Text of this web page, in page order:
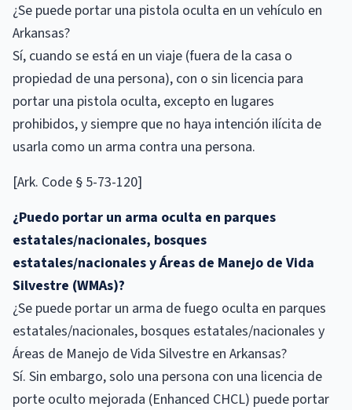
¿Se puede portar una pistola oculta en un vehículo en
Arkansas?
Sí, cuando se está en un viaje (fuera de la casa o
propiedad de una persona), con o sin licencia para
portar una pistola oculta, excepto en lugares
prohibidos, y siempre que no haya intención ilícita de
usarla como un arma contra una persona.
[Ark. Code § 5-73-120]
¿Puedo portar un arma oculta en parques
estatales/nacionales, bosques
estatales/nacionales y Áreas de Manejo de Vida
Silvestre (WMAs)?
¿Se puede portar un arma de fuego oculta en parques
estatales/nacionales, bosques estatales/nacionales y
Áreas de Manejo de Vida Silvestre en Arkansas?
Sí. Sin embargo, solo una persona con una licencia de
porte oculto mejorada (Enhanced CHCL) puede portar